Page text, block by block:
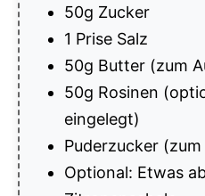
50g Zucker
1 Prise Salz
50g Butter (zum
50g Rosinen
eingelegt)
Puderzucker
Optional: Etwas